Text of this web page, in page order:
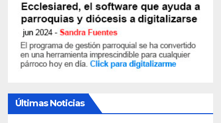
Últimas Noticias